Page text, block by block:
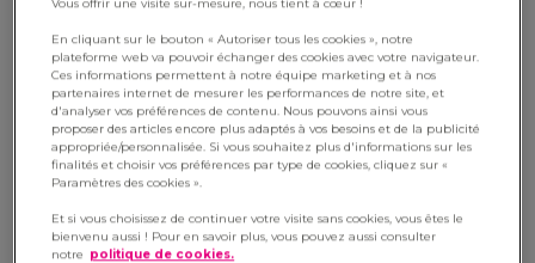
desméthodeset desprincipes de
collaborationnovateurs. Des principes qui nous
démarquent et nous accordent untemps
d’avance.
En cliquant sur le bouton « Autoriser tous les cookies », notre
plateforme web va pouvoir échanger des cookies avec votre navigateur.
Ces informations permettent à notre équipe marketing et à nos
partenaires internet de mesurer les performances de notre site, et
d'analyser vos préférences de contenu. Nous pouvons ainsi vous
proposer des articles encore plus adaptés à vos besoins et de la publicité
appropriée/personnalisée. Si vous souhaitez plus d'informations sur les
finalités et choisir vos préférences par type de cookies, cliquez sur «
Paramètres des cookies ».
Et si vous choisissez de continuer votre visite sans cookies, vous êtes le
bienvenu aussi ! Pour en savoir plus, vous pouvez aussi consulter
notre politique de cookies.